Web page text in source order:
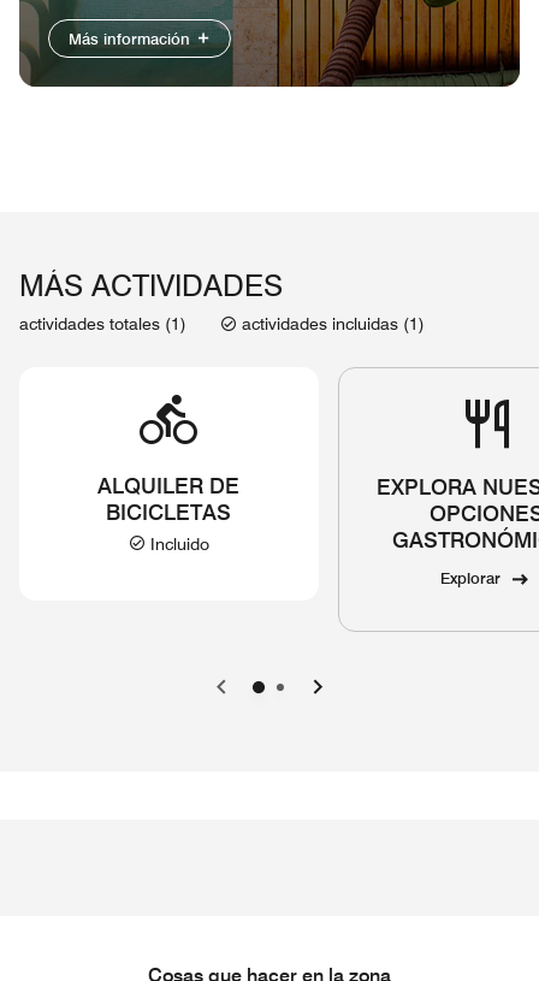
Más información
MÁS ACTIVIDADES
actividades totales (1) actividades incluidas (1)
ALQUILER DE
BICICLETAS
Incluido
EXPLORA
Explorar
AnteriorSiguiente
Cosas que hacer en la zona